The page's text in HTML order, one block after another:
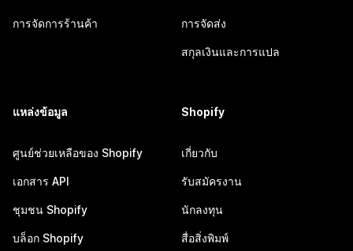
การจัดการร้านค้า การจัดส่ง
สกุลเงินและการแปล
แหล่งข้อมูล
ศูนย์ช่วยเหลือของ Shopify
เอกสาร API
ชุมชน Shopify
บล็อก Shopify
Shopify
เกี่ยวกับ
รับสมัครงาน
นักลงทุน
สื่อสิ่งพิมพ์